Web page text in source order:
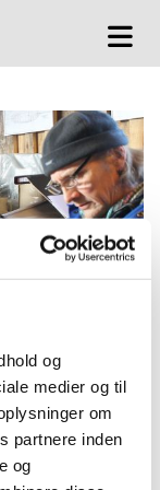
og
medier og til
om
partnere inden
og
stiftet i 2009.
der havde skibet
værftsregningen